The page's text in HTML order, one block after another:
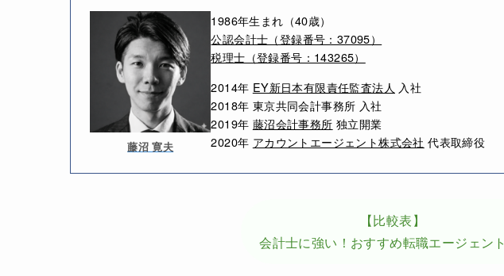
藤沼 寛夫
1986年生まれ（40歳）
公認会計士（登録番号：37095）
税理士（登録番号：143265）
2014年 EY新日本有限責任監査法人 入社
2018年 東京共同会計事務所 入社
2019年 藤沼会計事務所 独立開業
2020年 アカウントエージェント株式会社 代表取締役
【比較表】
会計士に強い！おすすめ転職エージェント